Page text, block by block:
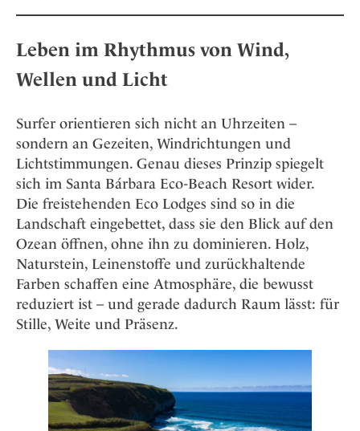
Leben im Rhythmus von Wind,
Wellen und Licht
Surfer orientieren sich nicht an Uhrzeiten –
sondern an Gezeiten, Windrichtungen und
Lichtstimmungen. Genau dieses Prinzip spiegelt
sich im Santa Bárbara Eco-Beach Resort wider.
Die freistehenden Eco Lodges sind so in die
Landschaft eingebettet, dass sie den Blick auf den
Ozean öffnen, ohne ihn zu dominieren. Holz,
Naturstein, Leinenstoffe und zurückhaltende
Farben schaffen eine Atmosphäre, die bewusst
reduziert ist – und gerade dadurch Raum lässt: für
Stille, Weite und Präsenz.